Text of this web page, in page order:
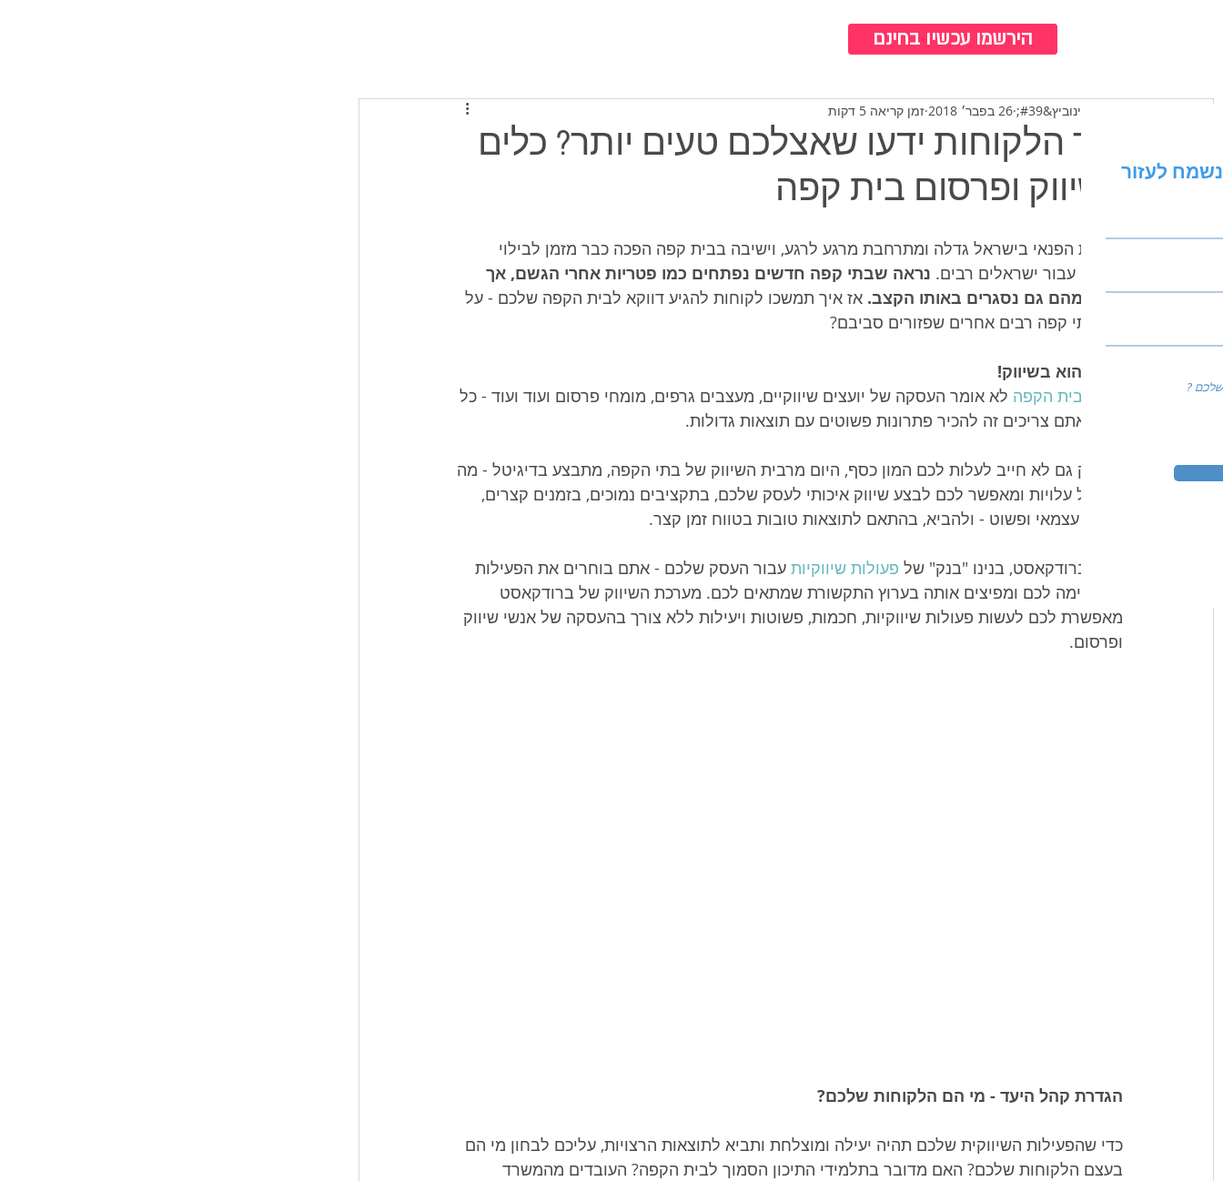
הירשמו עכשיו בחינם
איך הלקוחות ידעו שאצלכם טעים יותר? כלים
לשיווק ופרסום בית קפה
טינה רבינוביץ&#39; 26 בפבר׳ 2018 זמן קריאה 5 דקות
תרבות הפנאי בישראל גדלה ומתרחבת מרגע לרגע, וישיבה בבית קפה הפכה כבר מזמן לבילוי
מועדף עבור ישראלים רבים. נראה שבתי קפה חדשים נפתחים כמו פטריות אחרי הגשם, אך
רבים מהם גם נסגרים באותו הקצב. אז איך תמשכו לקוחות להגיע דווקא לבית הקפה שלכם - על
פני בתי קפה רבים אחרים שפזורים סביבם?
הסוד הוא בשיווק!
שיווק בית הקפה לא אומר העסקה של יועצים שיווקיים, מעצבים גרפים, מומחי פרסום ועוד ועוד - כל
מה שאתם צריכים זה להכיר פתרונות פשוטים עם תוצאות גדולות.
השיווק גם לא חייב לעלות לכם המון כסף, היום מרבית השיווק של בתי הקפה, מתבצע בדיגיטל - מה
שמוזיל עלויות ומאפשר לכם לבצע שיווק איכותי לעסק שלכם, בתקציבים נמוכים, בזמנים קצרים,
באופן עצמאי ופשוט - ולהביא, בהתאם לתוצאות טובות בטווח זמן קצר.
אנו בברודקאסט, בנינו "בנק" של פעולות שיווקיות עבור העסק שלכם - אתם בוחרים את הפעילות
המתאימה לכם ומפיצים אותה בערוץ התקשורת שמתאים לכם. מערכת השיווק של ברודקאסט
מאפשרת לכם לעשות פעולות שיווקיות, חכמות, פשוטות ויעילות ללא צורך בהעסקה של אנשי שיווק
ופרסום.
הגדרת קהל היעד - מי הם הלקוחות שלכם?
כדי שהפעילות השיווקית שלכם תהיה יעילה ומוצלחת ותביא לתוצאות הרצויות, עליכם לבחון מי הם
בעצם הלקוחות שלכם? האם מדובר בתלמידי התיכון הסמוך לבית הקפה? העובדים מהמשרד
לעזור